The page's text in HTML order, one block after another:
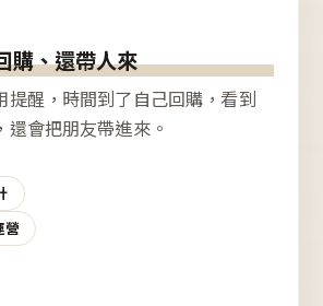
購、還帶人來
提醒，時間到了自己回購，看到
會把朋友帶進來。
營